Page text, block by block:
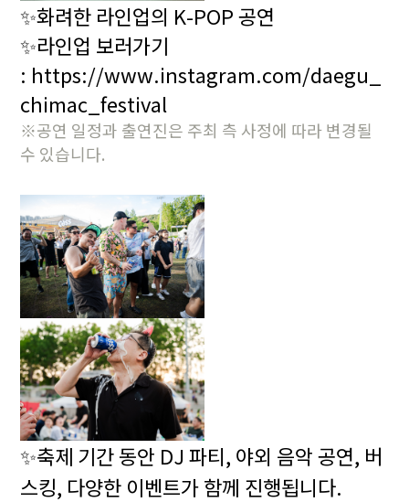
✨화려한 라인업의 K-POP 공연
✨라인업 보러가기
: https://www.instagram.com/daegu_
chimac_festival
※공연 일정과 출연진은 주최 측 사정에 따라 변경될
수 있습니다.
✨축제 기간 동안 DJ 파티, 야외 음악 공연, 버
스킹, 다양한 이벤트가 함께 진행됩니다.